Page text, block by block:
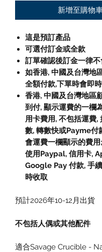
新增至購物
這是預訂產品
可選付訂金或全款
訂單確認後訂金一律不
如香港, 中國及台灣地
全額付款,下單時會即
香港, 中國及台灣地區
到付, 顯示運費的一欄
用卡費用, 不包括運費,
數, 轉數快或Payme付
會運費一欄顯示的費
使用Paypal, 信用卡,
Google Pay 付款, 手
時收取
預計2026年10-12月出貨
不包括人偶或其他配件
適合Savage Crucible -